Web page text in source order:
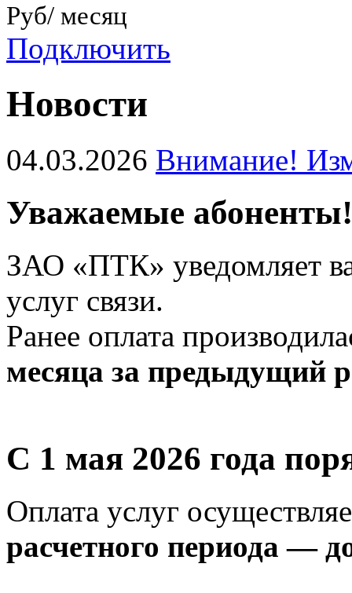
Руб/ месяц
Подключить
Новости
04.03.2026 Внимание!
Уважаемые абоненты!
ЗАО «ПТК» уведомляет
услуг связи.
Ранее оплата
месяца за предыдущий
С 1 мая 2026 года
Оплата услуг
расчетного периода —